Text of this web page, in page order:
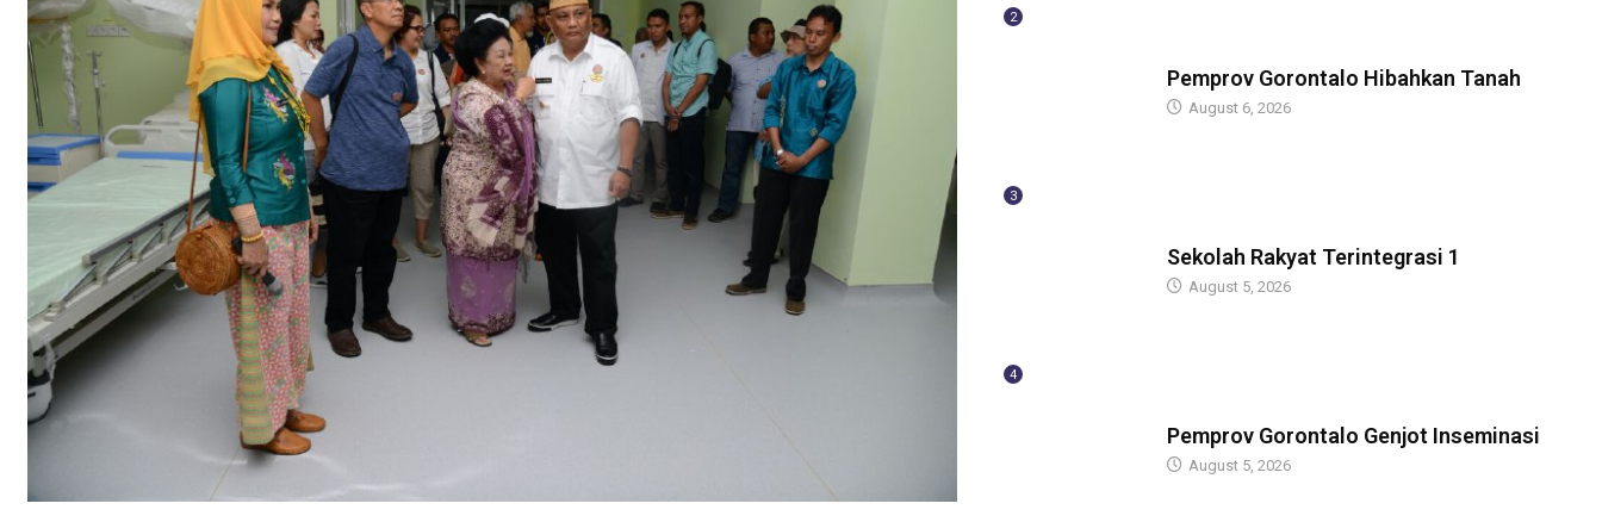
2
Pemprov Gorontalo Hibahkan Tanah
August 6, 2026
3
Sekolah Rakyat Terintegrasi 1
August 5, 2026
4
Pemprov Gorontalo Genjot Inseminasi
August 5, 2026